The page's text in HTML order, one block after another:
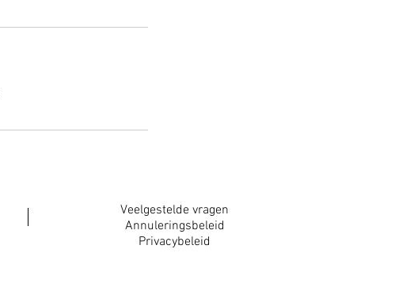
Veelgestelde vragen
Annuleringsbeleid
Privacybeleid